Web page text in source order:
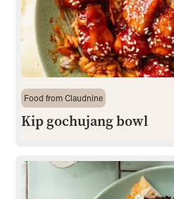
Food from Claudnine
Kip gochujang bowl